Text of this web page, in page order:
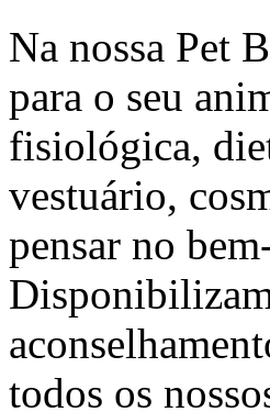
Na nossa Pet
para o seu
fisiológica,
vestuário,
pensar no
todos os